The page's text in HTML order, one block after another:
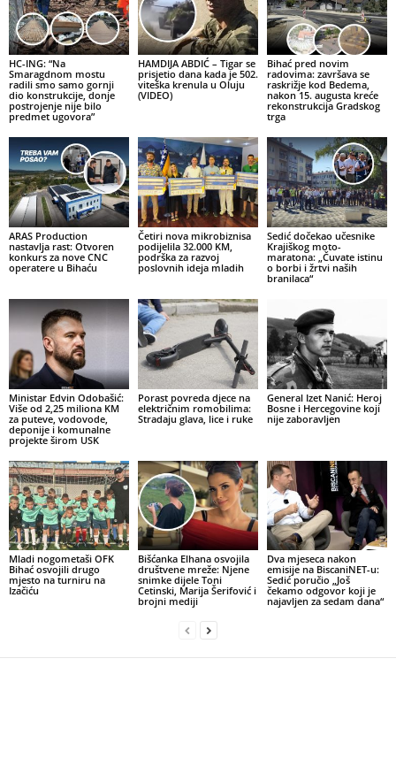
HC-ING: “Na
Smaragdnom mostu
radili smo samo gornji
dio konstrukcije, donje
postrojenje nije bilo
predmet ugovora”
HAMDIJA ABDIĆ – Tigar se
prisjetio dana kada je 502.
viteška krenula u Oluju
(VIDEO)
Bihać pred novim
radovima: završava se
raskrižje kod Bedema,
nakon 15. augusta kreće
rekonstrukcija Gradskog
trga
ARAS Production
nastavlja rast: Otvoren
konkurs za nove CNC
operatere u Bihaću
Četiri nova mikrobiznisa
podijelila 32.000 KM,
podrška za razvoj
poslovnih ideja mladih
Sedić dočekao učesnike
Krajiškog moto-
maratona: „Čuvate istinu
o borbi i žrtvi naših
branilaca“
Ministar Edvin Odobašić:
Više od 2,25 miliona KM
za puteve, vodovode,
deponije i komunalne
projekte širom USK
Porast povreda djece na
električnim romobilima:
Stradaju glava, lice i ruke
General Izet Nanić: Heroj
Bosne i Hercegovine koji
nije zaboravljen
Mladi nogometaši OFK
Bihać osvojili drugo
mjesto na turniru na
Izačiću
Bišćanka Elhana osvojila
društvene mreže: Njene
snimke dijele Toni
Cetinski, Marija Šerifović i
brojni mediji
Dva mjeseca nakon
emisije na BiscaniNET-u:
Sedić poručio „Još
čekamo odgovor koji je
najavljen za sedam dana“